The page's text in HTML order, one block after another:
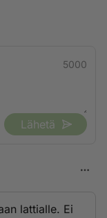
5000
Lähetä
lattialle. Ei